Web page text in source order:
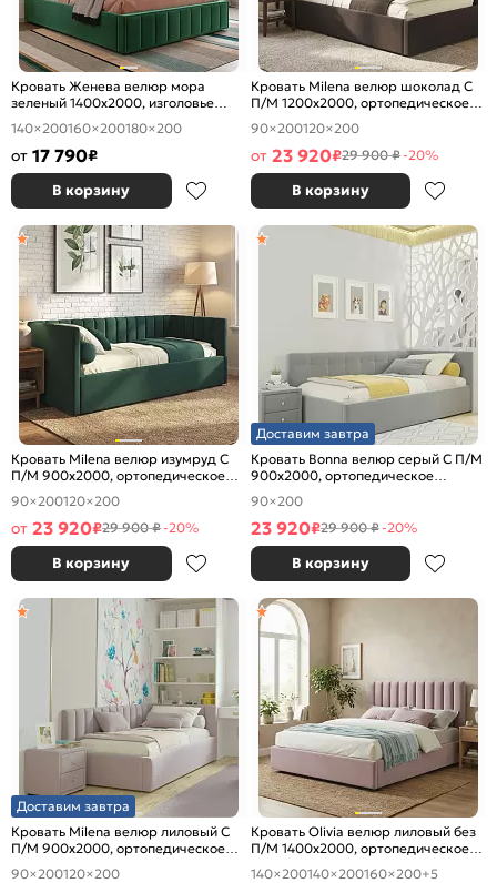
Кровать Женева велюр мора
зеленый 1400x2000, изголовье
мягкое
140×200160×200180×200
от 17 790₽
В корзину
Кровать Milena велюр шоколад С
П/М 1200x2000, ортопедическое
основание, изголовье мягкое
90×200120×200
от 23 920₽29 900 ₽-20%
В корзину
Кровать Milena велюр изумруд С
П/М 900x2000, ортопедическое
основание, изголовье мягкое
90×200120×200
от 23 920₽29 900 ₽-20%
В корзину
Доставим завтра
Кровать Bonna велюр серый С П/М
900x2000, ортопедическое
основание, изголовье мягкое
90×200
23 920₽29 900 ₽-20%
В корзину
Доставим завтра
Кровать Milena велюр лиловый С
П/М 900x2000, ортопедическое
основание, изголовье мягкое
90×200120×200
Кровать Olivia велюр лиловый без
П/М 1400x2000, ортопедическое
основание, изголовье мягкое
140×200140×200160×200+5